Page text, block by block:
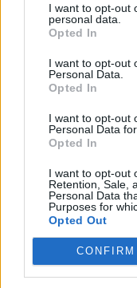
I want to opt-out
personal data.
Opted In
I want to opt-out
Personal Data.
Opted In
I want to opt-out
Personal Data
Opted In
I want to opt-out
Retention, Sale,
Personal Data
Purposes for
Opted Out
CONFIRM
valgyti vietoje
M.Šiaulys.
Šiuo metu
rūšių: tradicinės
pievagrybiais,
šonine.
Švediškame
vasarai duris